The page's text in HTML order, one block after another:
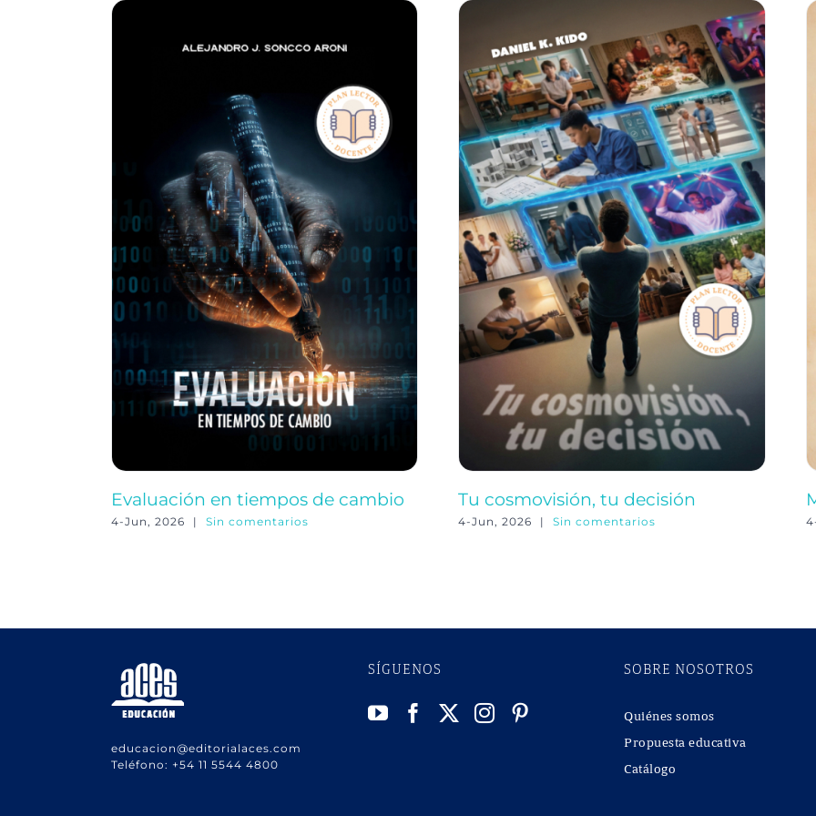
Evaluación en tiempos de cambio
4-Jun, 2026 | Sin comentarios
Tu cosmovisión, tu decisión
4-Jun, 2026 | Sin comentarios
educacion@editorialaces.com
Teléfono: +54 11 5544 4800
SÍGUENOS SOBRE NOSOTROS
Quiénes somos
Propuesta educativa
Catálogo